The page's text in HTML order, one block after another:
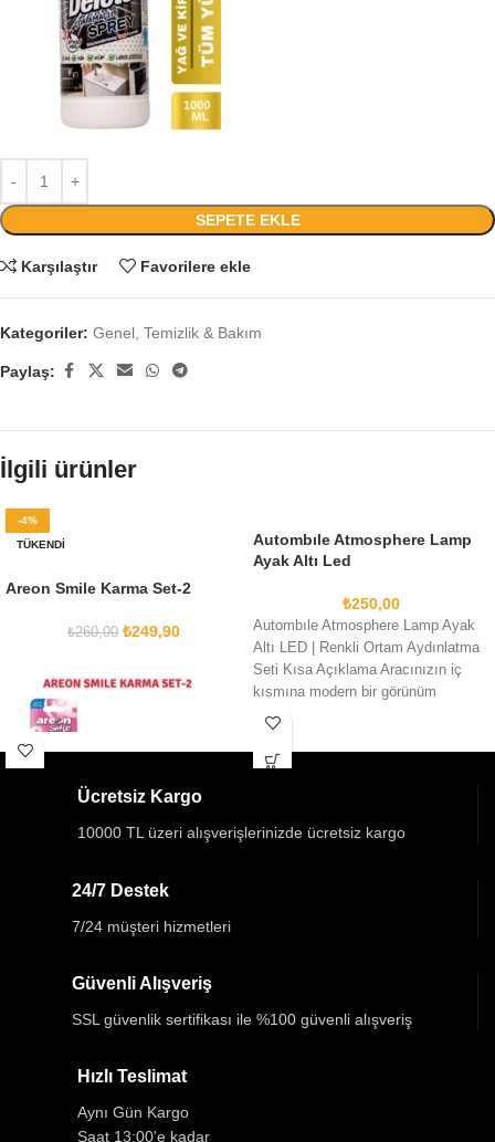
SEPETE EKLE
Karşılaştır Favorilere ekle
Kategoriler: Genel Temizlik & Bakım
Paylaş:
İlgili ürünler
-4%
TÜKENDI
Areon Smile Karma Set-2
₺260,00 ₺249,90
Autombıle Atmosphere Lamp
Ayak Altı Led
₺250,00
Autombıle Atmosphere Lamp Ayak
Altı LED | Renkli Ortam Aydınlatma
Seti Kısa Açıklama Aracınızın iç
kısmına modern bir görünüm
kazandıran,
Ücretsiz Kargo
10000 TL üzeri alışverişlerinizde ücretsiz kargo
24/7 Destek
7/24 müşteri hizmetleri
Güvenli Alışveriş
SSL güvenlik sertifikası ile %100 güvenli alışveriş
Hızlı Teslimat
Aynı Gün Kargo
Saat 13:00'e kadar